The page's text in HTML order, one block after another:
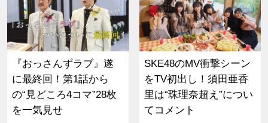
『おっさんずラブ』遂
に最終回！第1話から
の“見どころ4コマ”28枚
を一気見せ
SKE48のMV衝撃シーン
をTV初出し！須田亜香
里は“珠理奈超え”につい
てコメント